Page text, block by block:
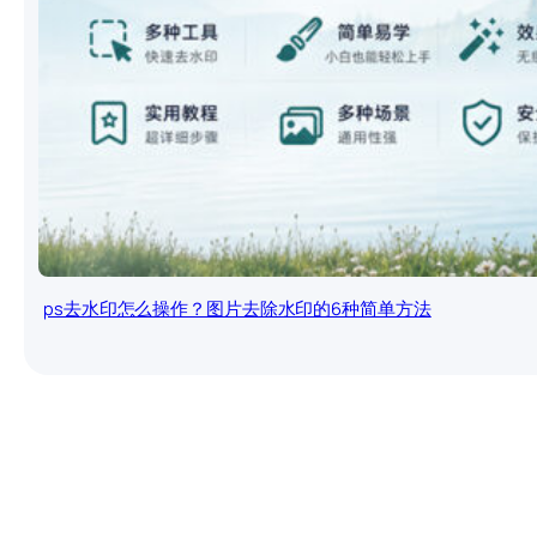
ps去水印怎么操作？图片去除水印的6种简单方法